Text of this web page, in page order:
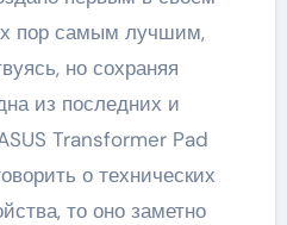
пор самым лучшим,
но сохраняя
из последних и
Transformer Pad
о технических
то оно заметно